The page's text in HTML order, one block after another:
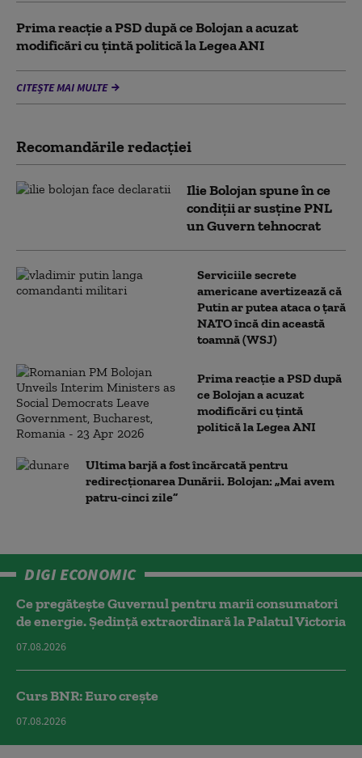
Prima reacție a PSD după ce Bolojan a acuzat
modificări cu țintă politică la Legea ANI
CITEȘTE MAI MULTE
Recomandările redacţiei
Ilie Bolojan spune în ce
condiții ar susține PNL
un Guvern tehnocrat
Serviciile secrete
americane avertizează că
Putin ar putea ataca o țară
NATO încă din această
toamnă (WSJ)
Prima reacție a PSD după
ce Bolojan a acuzat
modificări cu țintă
politică la Legea ANI
Ultima barjă a fost încărcată pentru
redirecționarea Dunării. Bolojan: „Mai avem
patru-cinci zile”
DIGI ECONOMIC
Ce pregătește Guvernul pentru marii consumatori
de energie. Ședință extraordinară la Palatul Victoria
07.08.2026
Curs BNR: Euro crește
07.08.2026